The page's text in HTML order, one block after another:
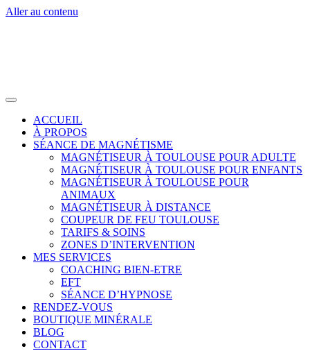
Aller au contenu
ACCUEIL
À PROPOS
SÉANCE DE MAGNÉTISME
MAGNÉTISEUR À TOULOUSE POUR ADULTE
MAGNÉTISEUR À TOULOUSE POUR ENFANTS
MAGNÉTISEUR À TOULOUSE POUR
ANIMAUX
MAGNÉTISEUR À DISTANCE
COUPEUR DE FEU TOULOUSE
TARIFS & SOINS
ZONES D’INTERVENTION
MES SERVICES
COACHING BIEN-ETRE
EFT
SÉANCE D’HYPNOSE
RENDEZ-VOUS
BOUTIQUE MINÉRALE
BLOG
CONTACT